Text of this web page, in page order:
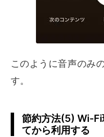
このように音声のみ
す。
節約方法(5) Wi-Fi
てから利用する